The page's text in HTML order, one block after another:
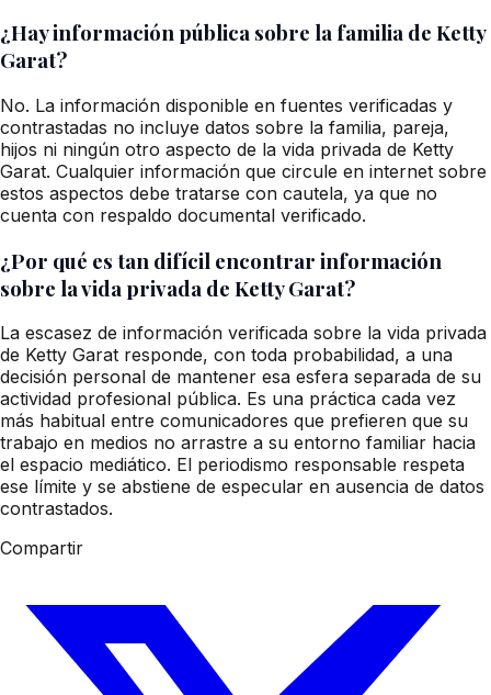
¿Hay información pública sobre la familia de Ketty
Garat?
No. La información disponible en fuentes verificadas y
contrastadas no incluye datos sobre la familia, pareja,
hijos ni ningún otro aspecto de la vida privada de Ketty
Garat. Cualquier información que circule en internet sobre
estos aspectos debe tratarse con cautela, ya que no
cuenta con respaldo documental verificado.
¿Por qué es tan difícil encontrar información
sobre la vida privada de Ketty Garat?
La escasez de información verificada sobre la vida privada
de Ketty Garat responde, con toda probabilidad, a una
decisión personal de mantener esa esfera separada de su
actividad profesional pública. Es una práctica cada vez
más habitual entre comunicadores que prefieren que su
trabajo en medios no arrastre a su entorno familiar hacia
el espacio mediático. El periodismo responsable respeta
ese límite y se abstiene de especular en ausencia de datos
contrastados.
Compartir